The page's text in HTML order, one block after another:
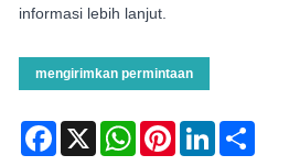
informasi lebih lanjut.
mengirimkan permintaan
Facebook
X WhatsAppPinterestLinkedIn